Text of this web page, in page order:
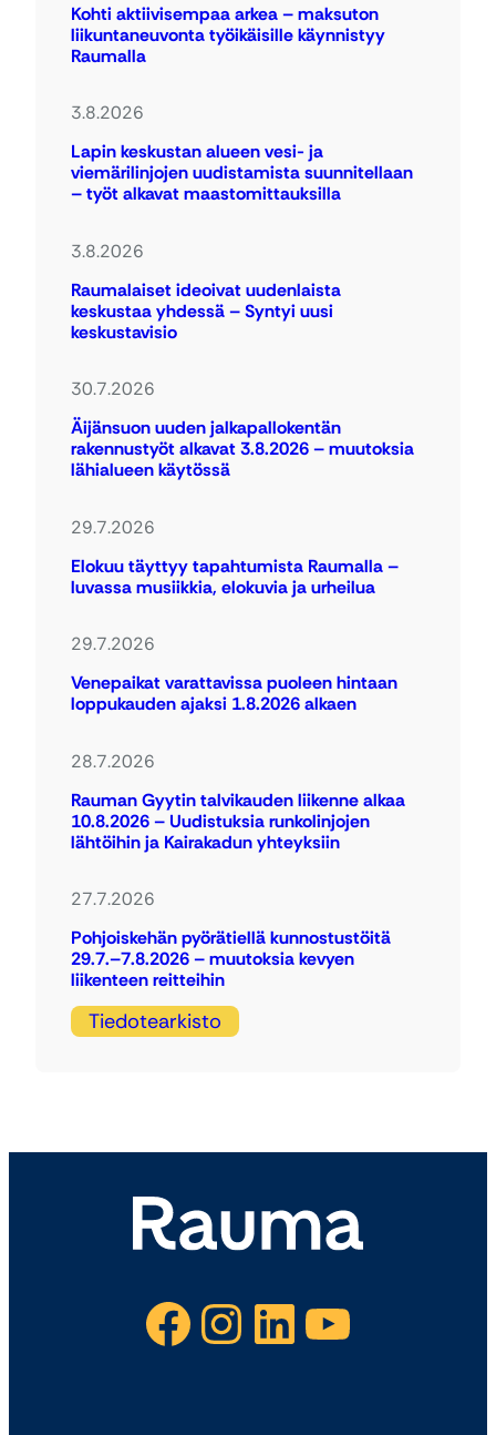
Kohti aktiivisempaa arkea – maksuton
liikuntaneuvonta työikäisille käynnistyy
Raumalla
3.8.2026
Lapin keskustan alueen vesi- ja
viemärilinjojen uudistamista suunnitellaan
– työt alkavat maastomittauksilla
3.8.2026
Raumalaiset ideoivat uudenlaista
keskustaa yhdessä – Syntyi uusi
keskustavisio
30.7.2026
Äijänsuon uuden jalkapallokentän
rakennustyöt alkavat 3.8.2026 – muutoksia
lähialueen käytössä
29.7.2026
Elokuu täyttyy tapahtumista Raumalla –
luvassa musiikkia, elokuvia ja urheilua
29.7.2026
Venepaikat varattavissa puoleen hintaan
loppukauden ajaksi 1.8.2026 alkaen
28.7.2026
Rauman Gyytin talvikauden liikenne alkaa
10.8.2026 – Uudistuksia runkolinjojen
lähtöihin ja Kairakadun yhteyksiin
27.7.2026
Pohjoiskehän pyörätiellä kunnostustöitä
29.7.–7.8.2026 – muutoksia kevyen
liikenteen reitteihin
Tiedotearkisto
Facebook Instagram LinkedIn YouTube